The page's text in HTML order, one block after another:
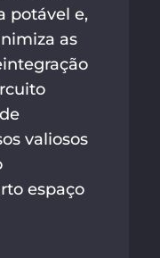
potável e,
as
valiosos
espaço